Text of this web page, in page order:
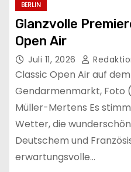
BERLIN
Glanzvolle
Open Air
Juli 11, 2026
Classic Open Air auf
Gendarmenmarkt, Foto
Müller-Mertens Es
Wetter, die
Deutschem und
erwartungsvolle…